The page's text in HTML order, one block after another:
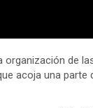
organización de
acoja una